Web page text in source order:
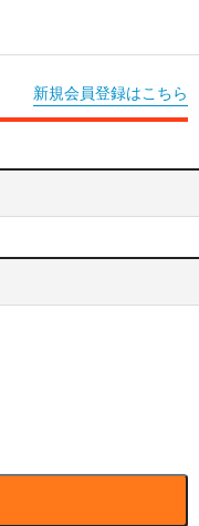
新規会員登録はこちら